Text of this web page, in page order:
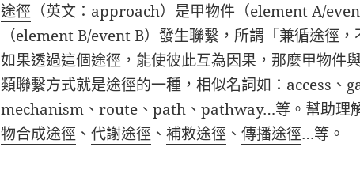
途徑 （英文： approach）是甲物件（element A/
（element B/event B）發生聯繫，所謂「兼循途徑，
如果透過這個途徑，能使彼此互為因果，那麼甲物件
類聯繫方式就是途徑的一種，相似名詞如： access 、
mechanism 、route 、path 、pathway…等。幫助理
物合成途徑 、代謝途徑 、補救途徑 、傳播途徑…等。